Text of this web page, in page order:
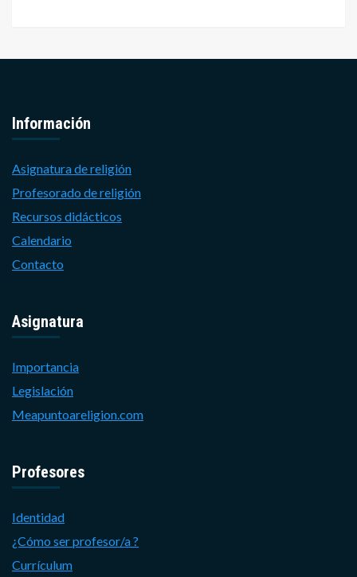
Información
Asignatura de religión
Profesorado de religión
Recursos didácticos
Calendario
Contacto
Asignatura
Importancia
Legislación
Meapuntoareligion.com
Profesores
Identidad
¿Cómo ser profesor/a ?
Currículum